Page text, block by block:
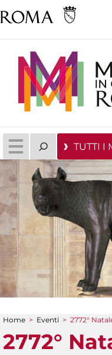
TUTTI I
Tu sei qui
Home > Eventi > 2772°
2772°